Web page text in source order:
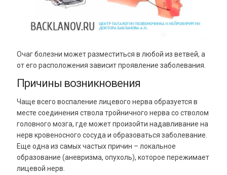
Очаг болезни может разместиться в любой из ветвей, а
от его расположения зависит проявление заболевания.
Причины возникновения
Чаще всего воспаление лицевого нерва образуется в
месте соединения ствола тройничного нерва со стволом
головного мозга, где может произойти надавливание на
нерв кровеносного сосуда и образоваться заболевание.
Еще одна из самых частых причин – локальное
образование (аневризма, опухоль), которое пережимает
лицевой нерв.